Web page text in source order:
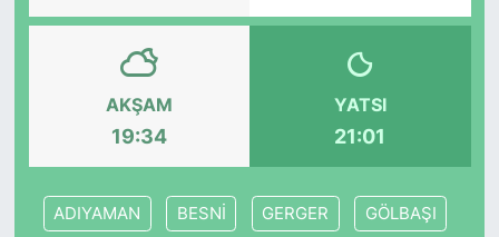
AKŞAM
19:34
YATSI
21:01
ADIYAMAN BESNİ GERGER GÖLBAŞI
RÖPORTAJLAR
BİYOGRAFİLER